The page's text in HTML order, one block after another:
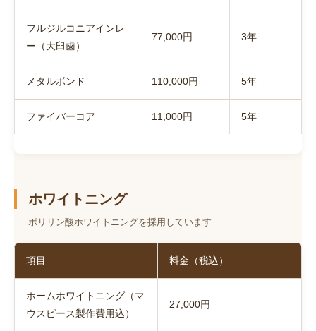
フルジルコニアインレ
ー（大臼歯）
77,000円 3年
メタルボンド 110,000円 5年
ファイバーコア 11,000円 5年
ホワイトニング
ポリリン酸ホワイトニングを採用しています
項目 料金（税込）
ホームホワイトニング（マ
ウスピース製作費用込）
27,000円